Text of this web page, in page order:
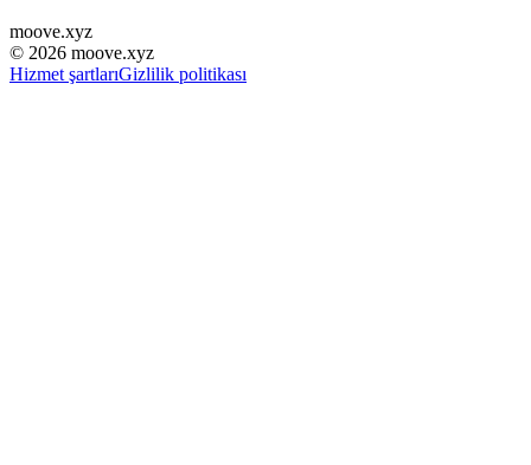
moove.xyz
© 2026 moove.xyz
Hizmet şartlarıGizlilik politikası